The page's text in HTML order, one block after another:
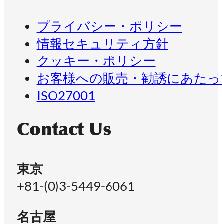
プライバシー・ポリシー
情報セキュリティ方針
クッキー・ポリシー
お客様への販売・勧誘にあた
ISO27001
Contact Us
東京
+81-(0)3-5449-6061
名古屋